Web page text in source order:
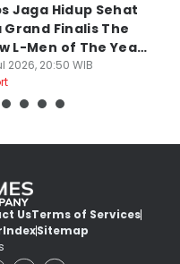
Jaga Hidup Sehat
Grand Finalis The
L-Men of The Year
2026, 20:50 WIB
UsTerms of Services
IndexSitemap